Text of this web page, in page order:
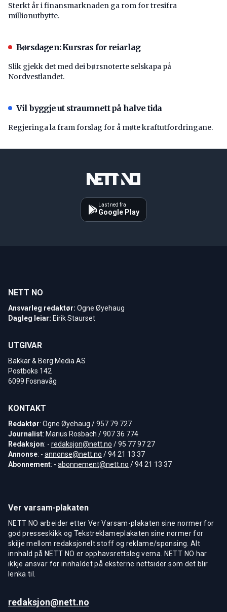
Sterkt år i finansmarknaden ga rom for tresifra
millionutbytte.
Børsdagen: Kursras for reiarlag
Slik gjekk det med dei børsnoterte selskapa på
Nordvestlandet.
Vil byggje ut straumnett på halve tida
Regjeringa la fram forslag for å møte kraftutfordringane.
Last ned fra
Google Play
NETT NO
Ansvarleg redaktør: Ogne Øyehaug
Dagleg leiar: Eirik Staurset
UTGIVAR
Bakkar & Berg Media AS
Postboks 142
6099 Fosnavåg
KONTAKT
Redaktør: Ogne Øyehaug / 957 79 727
Journalist: Marius Rosbach / 907 36 774
Redaksjon: - redaksjon@nett.no / 95 77 97 27
Annonse: - annonse@nett.no / 94 21 13 37
Abonnement: - abonnement@nett.no / 94 21 13 37
Ver varsam-plakaten
NETT NO arbeider etter Ver Varsam-plakaten sine normer for
god presseskikk og Tekstreklameplakaten sine normer for
skilje mellom redaksjonelt stoff og reklame/sponsing. Alt
innhald på NETT NO er opphavsrettsleg verna. NETT NO har
ikkje ansvar for innhaldet på eksterne nettsider som det blir
lenka til.
redaksjon@nett.no